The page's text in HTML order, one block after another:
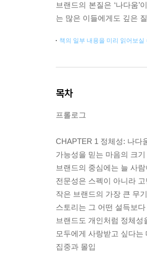
브랜드의 본질은 ‘나다움
는 많은 이들에게도 깊은
책의 일부 내용을 미리 읽어보실
목차
프롤로그
CHAPTER 1 정체성: 나다
가능성을 믿는 마음의 크기
브랜드의 중심에는 늘 사
전문성은 스펙이 아니라
작은 브랜드의 가장 큰 무기
스토리는 그 어떤 설득보
브랜드도 개인처럼 정체성
모두에게 사랑받고 싶다는
집중과 몰입